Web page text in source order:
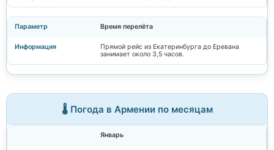
Время перелёта
Прямой рейс из Екатеринбурга до Еревана
занимает около 3,5 часов.
🌡️ Погода в Армении по месяцам
Январь